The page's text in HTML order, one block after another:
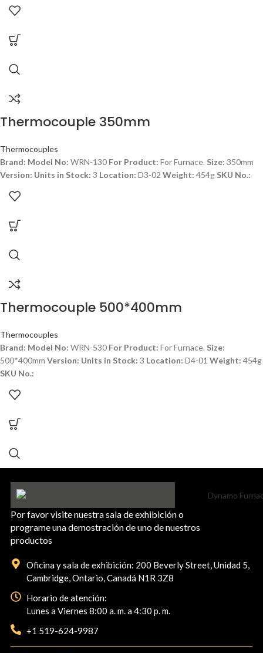
Thermocouple 350mm
Thermocouples
Brand: Model No: WRN-130 For Product: For Furnace. Size: 350mm
Version: Units in Stock: 3 Location: D3-02 Weight: 454g SKU No.:
Thermocouple 500*400mm
Thermocouples
Brand: Model No: WRN-530 For Product: For Furnace. Size:
500*400mm Version: Units in Stock: 3 Location: D4-01 Weight: 454g
SKU No.:
Por favor visite nuestra sala de exhibición o
programe una demostración de uno de nuestros
productos
Oficina y sala de exhibición: 200 Beverly Street, Unidad 5,
Cambridge, Ontario, Canadá N1R 3Z8
Horario de atención:
Lunes a Viernes 8:00 a. m. a 4:30 p. m.
+1 519-624-9987